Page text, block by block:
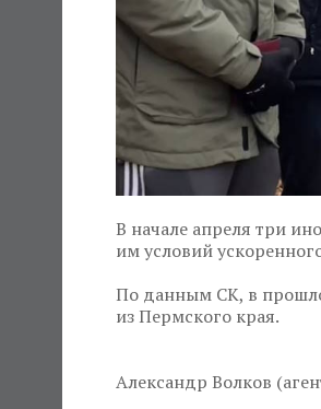
В начале апреля три
им условий
По данным СК, в
из Пермского края.
Александр Волков